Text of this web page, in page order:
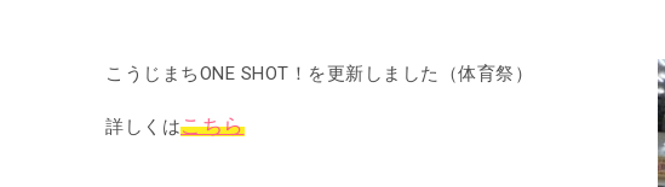
こうじまちONE SHOT！を更新しました（体育祭）
詳しくはこちら